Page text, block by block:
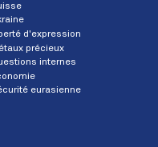
d'expression
précieux
internes
eurasienne